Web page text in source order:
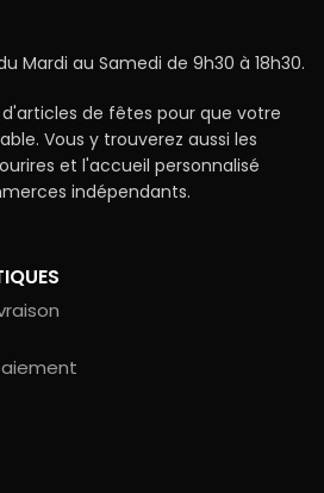
Mardi au Samedi de 9h30 à 18h30.
de fêtes pour que votre
Vous y trouverez aussi les
et l'accueil personnalisé
indépendants.